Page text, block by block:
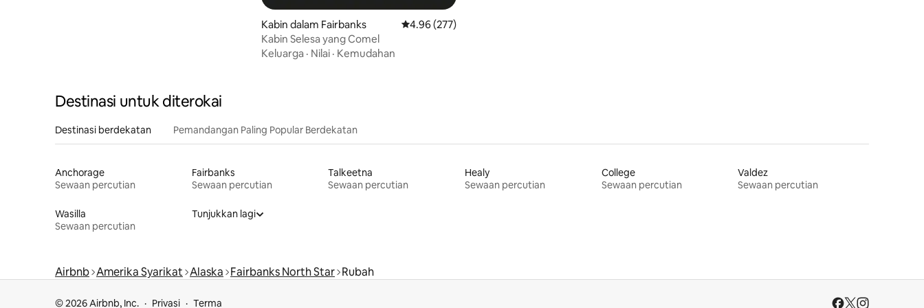
Kabin dalam Fairbanks Penarafan purata 4.96 daripada 5, 277 ulasan
4.96 (277)
Kabin Selesa yang Comel
Keluarga · Nilai · Kemudahan
Destinasi untuk diterokai
Destinasi berdekatan Pemandangan Paling Popular Berdekatan
Anchorage
Sewaan percutian
Fairbanks
Sewaan percutian
Talkeetna
Sewaan percutian
Healy
Sewaan percutian
College
Sewaan percutian
Valdez
Sewaan percutian
Wasilla
Sewaan percutian
Tunjukkan lagi
Airbnb Amerika Syarikat Alaska Fairbanks North Star Rubah
© 2026 Airbnb, Inc. Privasi Terma